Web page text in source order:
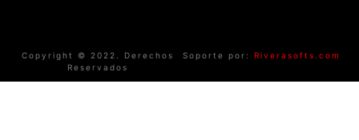
Copyright © 2022. Derechos
Reservados
Soporte por: Riverasofts.com